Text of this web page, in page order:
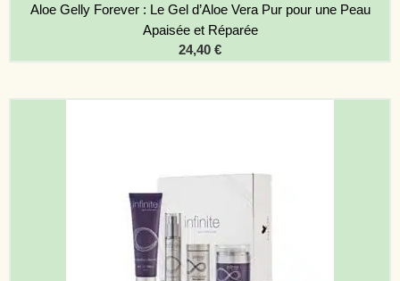
Aloe Gelly Forever : Le Gel d’Aloe Vera Pur pour une Peau
Apaisée et Réparée
24,40 €